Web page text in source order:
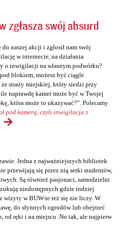
zgłasza swój absurd
naszej akcji i zgłosił nam swój
w internecie, na działania
o inwigilacji na własnym podwórku?
blokiem, możesz być ciągle
ze straży miejskiej, który siedzi przy
naprawdę kamer może być w Twojej
która może to ukazywać?”. Polecamy
pod kamerą, czyli inwigilacja z
Jedna z najważniejszych bibliotek
przewijają się przez nią setki studentów,
Są również pasjonaci, samodzielni
niedostępnych gdzie indziej
wizyty w BUW-ie też się nie liczy. W
do słynnych ogrodów lub obejrzeć
od ręki i na miejscu. No tak, ale najpierw